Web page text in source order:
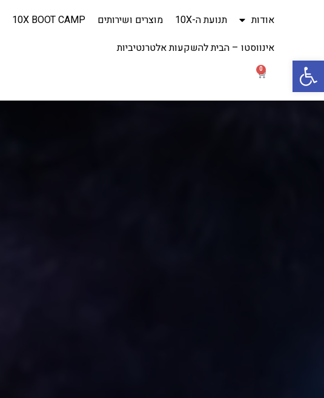
Open toolbar
אודות תנועת ה-10X מוצרים ושירותים 10X BOOT CAMP
אינווסטו – הבית להשקעות אלטרנטיביות
0